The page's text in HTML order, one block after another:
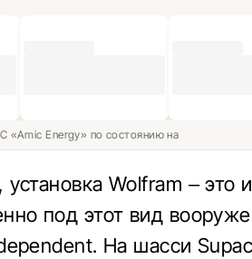
«Amic Energy» по состоянию на
Wolfram – это
под этот вид
На шасси